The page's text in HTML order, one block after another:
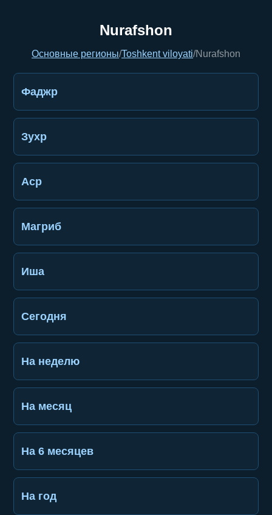
Nurafshon
Основные регионы/Toshkent viloyati/Nurafshon
Фаджр
Зухр
Аср
Магриб
Иша
Сегодня
На неделю
На месяц
На 6 месяцев
На год